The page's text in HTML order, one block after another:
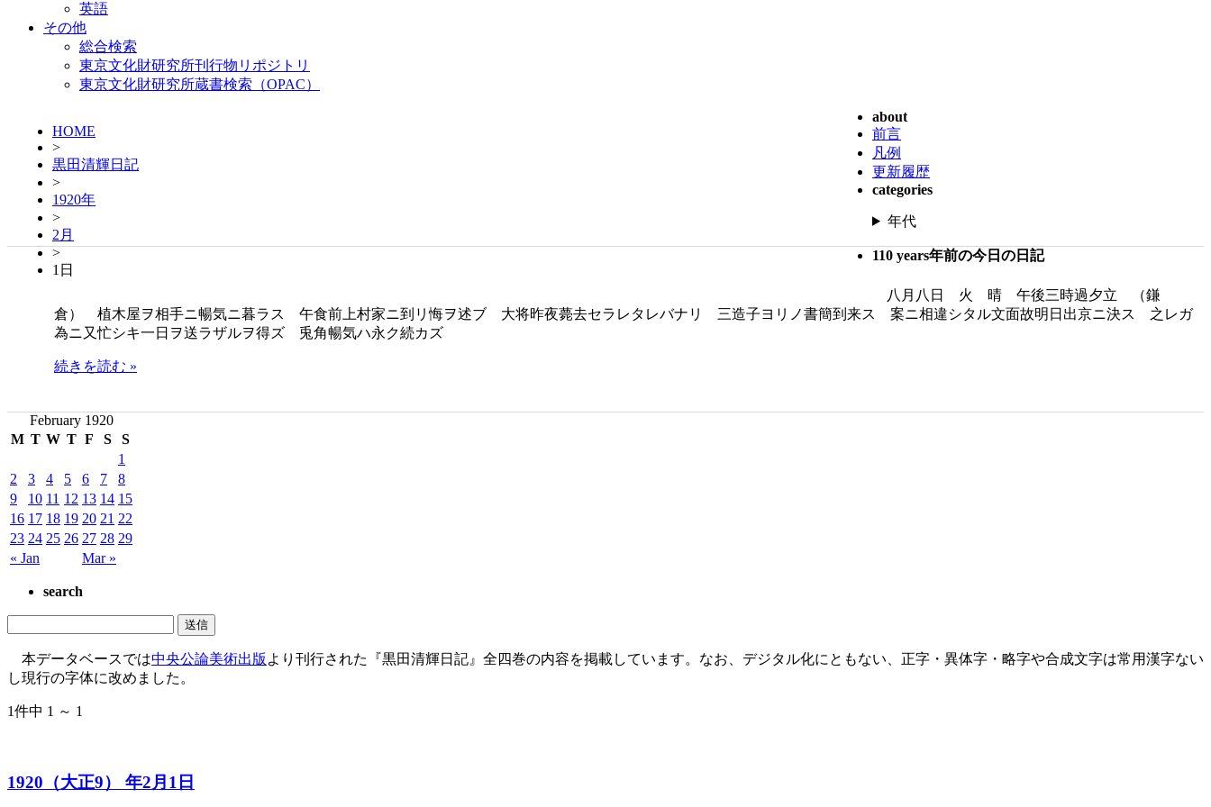
英語
その他
総合検索
東京文化財研究所刊行物リポジトリ
東京文化財研究所蔵書検索（OPAC）
HOME
>
黒田清輝日記
>
1920年
>
2月
>
1日
about
前言
凡例
更新履歴
categories
年代
110 years年前の今日の日記
八月八日 火 晴 午後三時過夕立 （鎌
倉） 植木屋ヲ相手ニ暢気ニ暮ラス 午食前上村家ニ到リ悔ヲ述ブ 大将昨夜薨去セラレタレバナリ 三造子ヨリノ書簡到来ス 案ニ相違シタル文面故明日出京ニ決ス 之レガ
為ニ又忙シキ一日ヲ送ラザルヲ得ズ 兎角暢気ハ永ク続カズ
続きを読む »
February 1920
M T W T F S S
« Jan Mar »
1
2
3 4 5 6 7
8
9
10 11 12 13 14 15
16 17 18 19 20 21 22
23 24 25 26 27 28 29
search
本データベースでは中央公論美術出版 より刊行された『黒田清輝日記』全四巻の内容を掲載しています。なお、デジタル化にともない、正字・異体字・略字や合成文字は常用漢字ない
し現行の字体に改めました。
1件中 1 ～ 1
1920（大正9） 年2月1日